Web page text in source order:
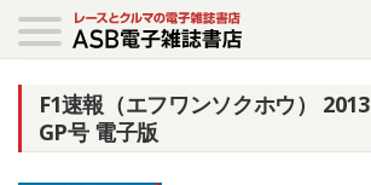
F1速報（エフワンソクホウ）
GP号 電子版